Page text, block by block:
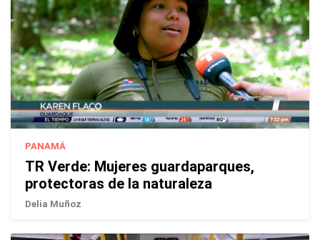
PANAMÁ
TR Verde: Mujeres guardaparques,
protectoras de la naturaleza
Delia Muñoz